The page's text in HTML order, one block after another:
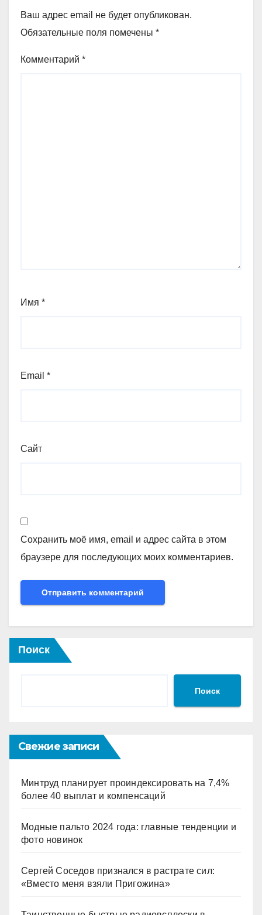
Ваш адрес email не будет опубликован.
Обязательные поля помечены *
Комментарий *
Имя *
Email *
Сайт
Сохранить моё имя, email и адрес сайта в этом
браузере для последующих моих комментариев.
Поиск
Поиск
Свежие записи
Минтруд планирует проиндексировать на 7,4%
более 40 выплат и компенсаций
Модные пальто 2024 года: главные тенденции и
фото новинок
Сергей Соседов признался в растрате сил:
«Вместо меня взяли Пригожина»